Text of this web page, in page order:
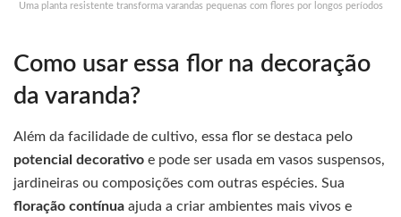
Uma planta resistente transforma varandas pequenas com flores por longos períodos
Como usar essa flor na decoração
da varanda?
Além da facilidade de cultivo, essa flor se destaca pelo
potencial decorativo e pode ser usada em vasos suspensos,
jardineiras ou composições com outras espécies. Sua
floração contínua ajuda a criar ambientes mais vivos e